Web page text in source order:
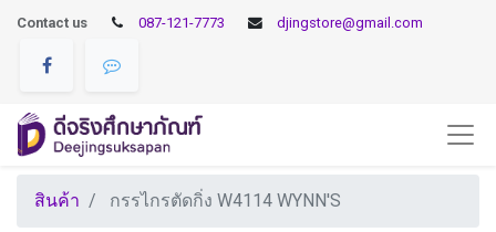
Contact us 087-121-7773 djingstore@gmail.com
สินค้า กรรไกรตัดกิ่ง W4114 WYNN'S